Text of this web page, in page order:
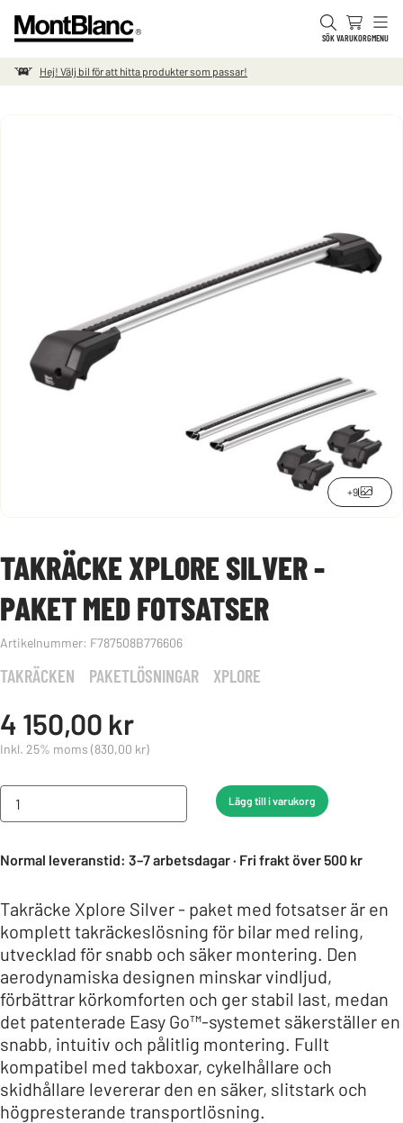
SÖKVARUKORGMENU
Hej! Välj bil för att hitta produkter som passar!
+9
TAKRÄCKE XPLORE SILVER -
PAKET MED FOTSATSER
Artikelnummer: F787508B776606
TAKRÄCKEN PAKETLÖSNINGAR XPLORE
4 150,00 kr
Inkl. 25% moms (830,00 kr)
Lägg till i varukorg
Normal leveranstid: 3–7 arbetsdagar · Fri frakt över 500 kr
Takräcke Xplore Silver - paket med fotsatser är en
komplett takräckeslösning för bilar med reling,
utvecklad för snabb och säker montering. Den
aerodynamiska designen minskar vindljud,
förbättrar körkomforten och ger stabil last, medan
det patenterade Easy Go™-systemet säkerställer en
snabb, intuitiv och pålitlig montering. Fullt
kompatibel med takboxar, cykelhållare och
skidhållare levererar den en säker, slitstark och
högpresterande transportlösning.